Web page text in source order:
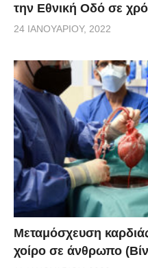
την Εθνική Οδό σε
24 ΙΑΝΟΥΑΡΊΟΥ, 2022
Μεταμόσχευση
χοίρο σε άνθρωπο